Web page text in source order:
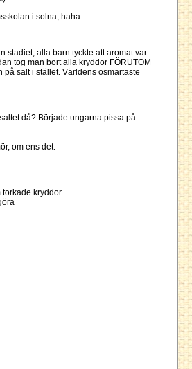
i solna, haha
stadiet, alla barn tyckte att aromat var
tog man bort alla kryddor FÖRUTOM
på salt i stället. Världens osmartaste
då? Började ungarna pissa på
om ens det.
torkade kryddor